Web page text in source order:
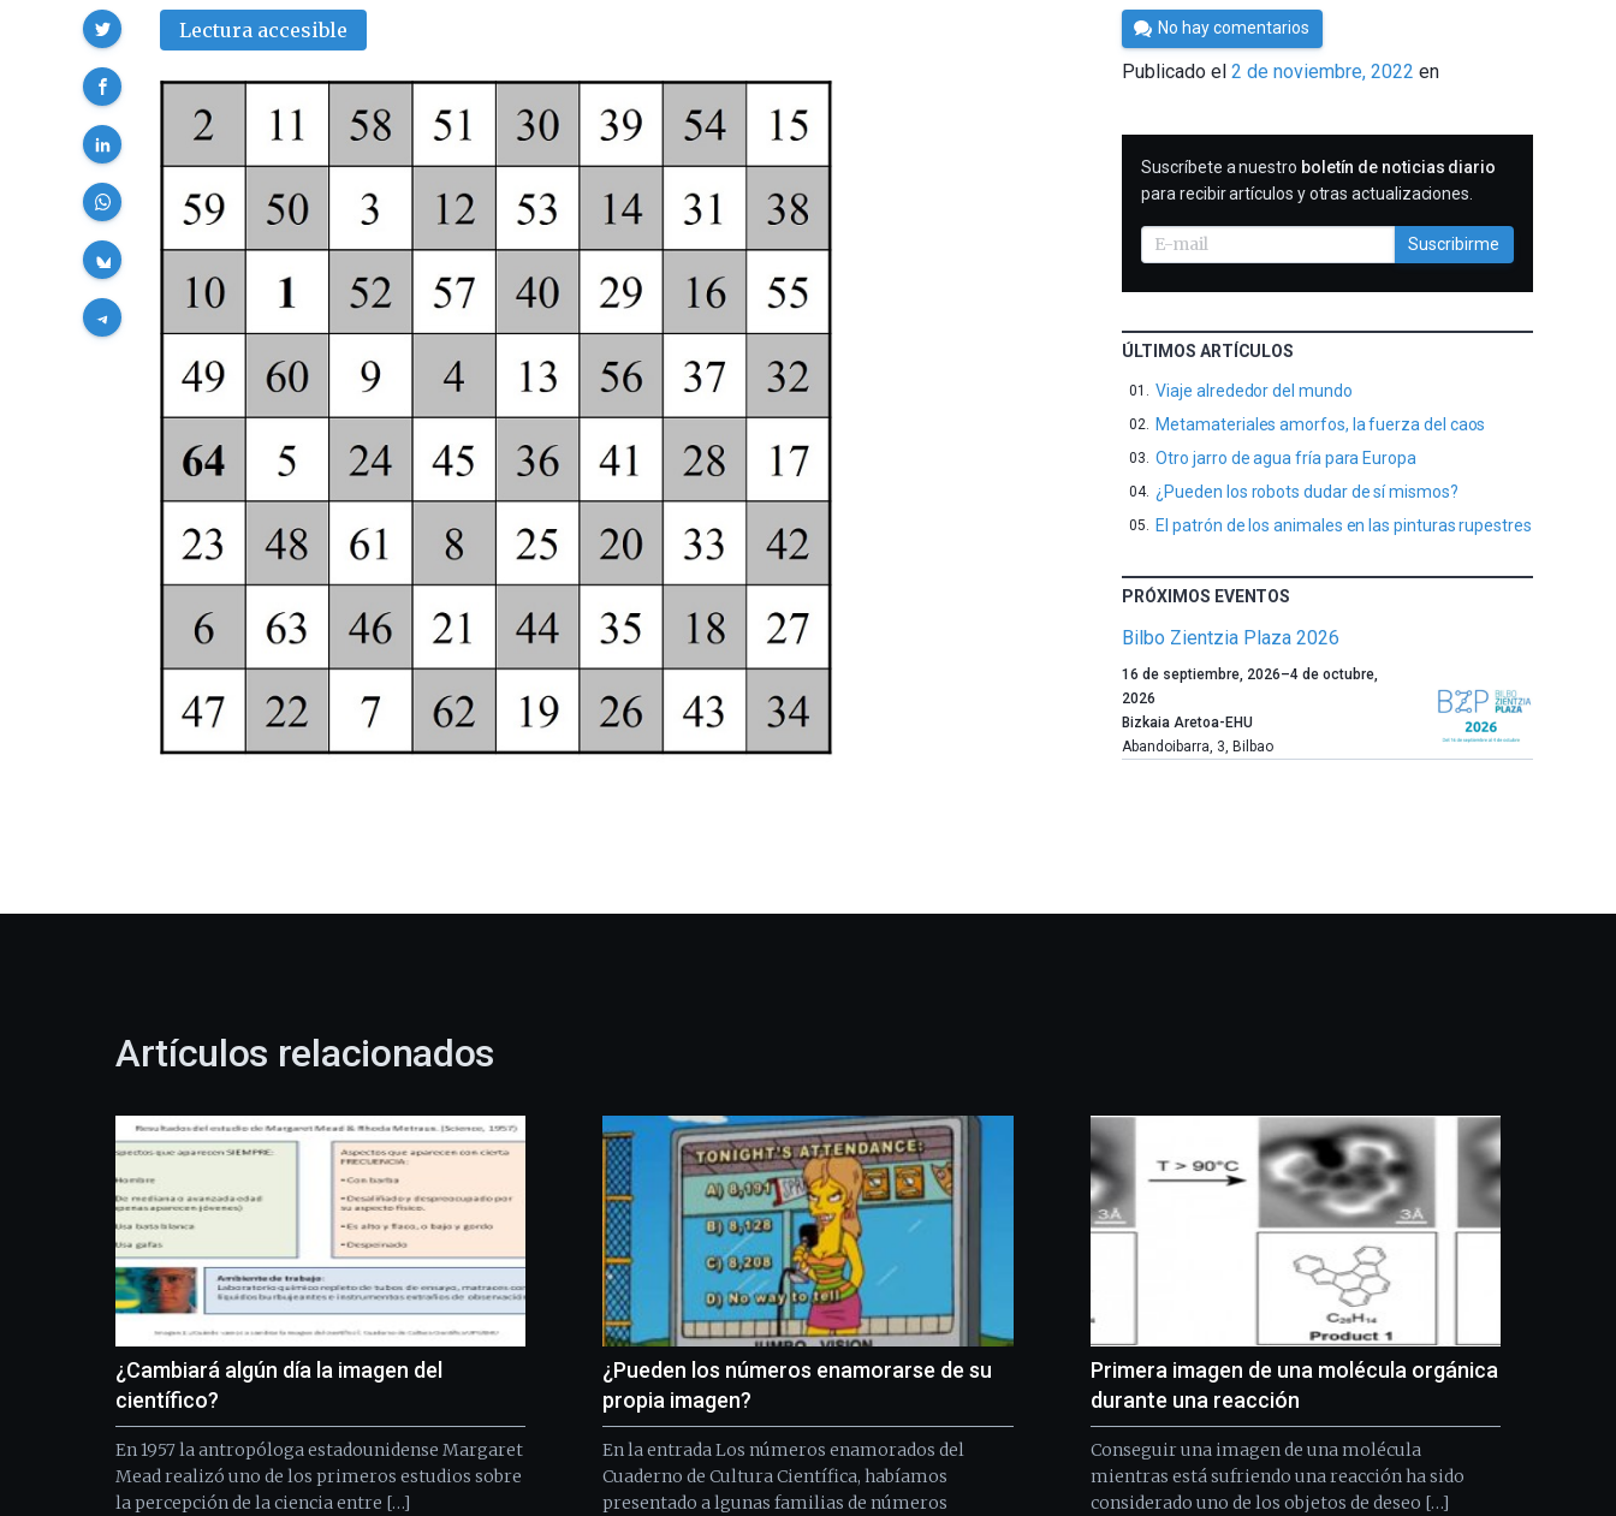
Lectura accesible
Compartir
Por
César
Tomé
No hay comentarios
Publicado el2 de noviembre, 2022 en
SUSCRIBIRME
Suscríbete a nuestro boletín de noticias diario
para recibir artículos y otras actualizaciones.
Suscribirme
ÚLTIMOS ARTÍCULOS
Viaje alrededor del mundo
Metamateriales amorfos, la fuerza del caos
Otro jarro de agua fría para Europa
¿Pueden los robots dudar de sí mismos?
El patrón de los animales en las pinturas rupestres
PRÓXIMOS EVENTOS
Bilbo Zientzia Plaza 2026
Un
año
más,
Bilbao
la
festival
que
monólogos,
exposiciones,
conferencias,
y
espectáculos
16 de septiembre, 2026–4 de octubre,
2026
Bizkaia Aretoa-EHU
Abandoibarra, 3, Bilbao
Artículos relacionados
¿Cambiará algún día la imagen del
científico?
En 1957 la antropóloga estadounidense Margaret
Mead realizó uno de los primeros estudios sobre
la percepción de la ciencia entre […]
¿Pueden los números enamorarse de su
propia imagen?
En la entrada Los números enamorados del
Cuaderno de Cultura Científica, habíamos
presentado a lgunas familias de números
Primera imagen de una molécula orgánica
durante una reacción
Conseguir una imagen de una molécula
mientras está sufriendo una reacción ha sido
considerado uno de los objetos de deseo […]